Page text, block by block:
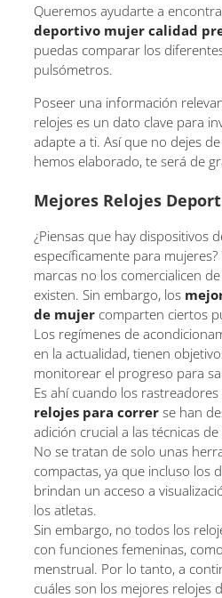
Queremos ayudarte a
deportivo mujer calidad
puedas comparar los
pulsómetros.
Poseer una información
relojes es un dato clave para
adapte a ti. Así que no dejes
hemos elaborado, te será de
Mejores Relojes
¿Piensas que hay dispositivos
específicamente para
marcas no los comercialicen
existen. Sin embargo, los
de mujercomparten ciertos
Los regímenes de
en la actualidad, tienen
monitorear el progreso para
Es ahí cuando los
relojes para correrse han
adición crucial a las técnicas
No se tratan de solo unas
compactas, ya que incluso los
brindan un acceso a
los atletas.
Sin embargo, no todos los
con funciones femeninas,
menstrual. Por lo tanto, a
cuáles son los mejores relojes